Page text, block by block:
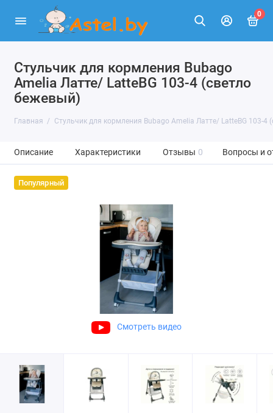
0
Стульчик для кормления Bubago
Amelia Латте/ LatteBG 103-4 (светло
бежевый)
Главная Стульчик для кормления Bubago Amelia Латте/ LatteBG 103-4
Описание Характеристики Отзывы 0 Вопросы и
Популярный
Смотреть видео